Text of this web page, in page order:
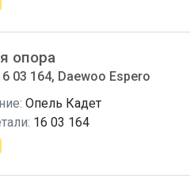
опора
03 164, Daewoo Espero
Опель Кадет
16 03 164